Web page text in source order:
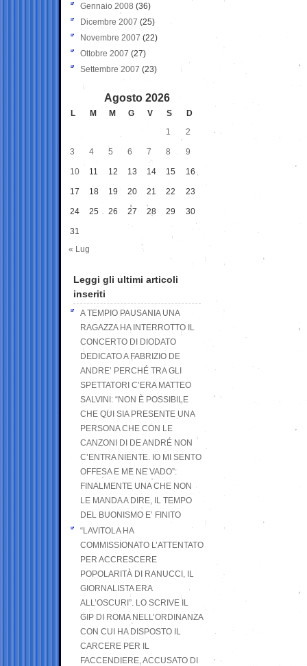
Gennaio 2008 (36)
Dicembre 2007 (25)
Novembre 2007 (22)
Ottobre 2007 (27)
Settembre 2007 (23)
Agosto 2026
L M M G V S
D
1
2
3 4 5 6 7 8 9
10 11 12 13 14 15 16
17 18 19 20 21 22 23
24 25 26 27 28 29 30
31
« Lug
Leggi gli ultimi articoli
inseriti
A TEMPIO PAUSANIA UNA
RAGAZZA HA INTERROTTO IL
CONCERTO DI DIODATO
DEDICATO A FABRIZIO DE
ANDRE’ PERCHÉ TRA GLI
SPETTATORI C’ERA MATTEO
SALVINI: “NON È POSSIBILE
CHE QUI SIA PRESENTE UNA
PERSONA CHE CON LE
CANZONI DI DE ANDRÉ NON
C’ENTRA NIENTE. IO MI SENTO
OFFESA E ME NE VADO”:
FINALMENTE UNA CHE NON
LE MANDA A DIRE, IL TEMPO
DEL BUONISMO E’ FINITO
“LAVITOLA HA
COMMISSIONATO L’ATTENTATO
PER ACCRESCERE
POPOLARITÀ DI RANUCCI, IL
GIORNALISTA ERA
ALL’OSCURI”. LO SCRIVE IL
GIP DI ROMA NELL’ORDINANZA
CON CUI HA DISPOSTO IL
CARCERE PER IL
FACCENDIERE, ACCUSATO DI